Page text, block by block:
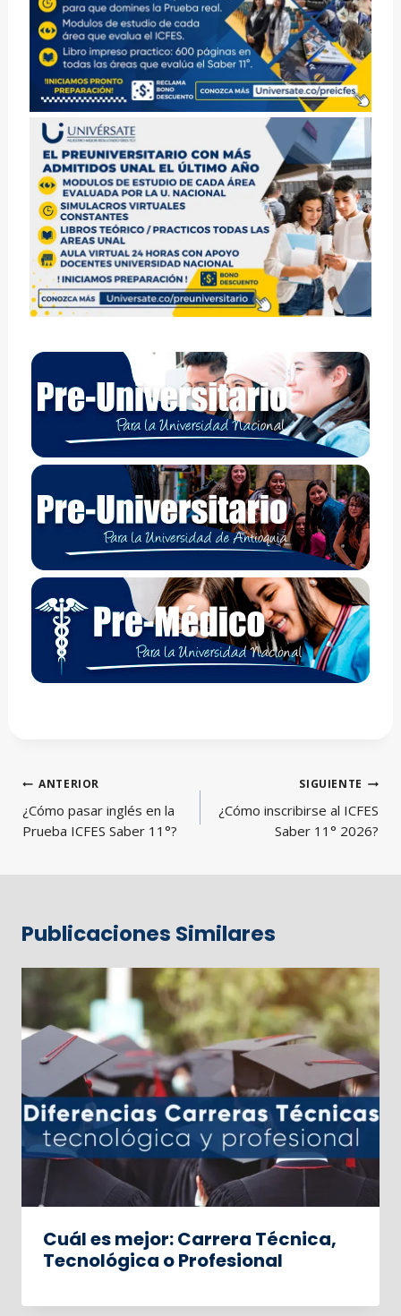
Navegación
de
entradas
ANTERIOR
¿Cómo pasar inglés en la
Prueba ICFES Saber 11°?
SIGUIENTE
¿Cómo inscribirse al ICFES
Saber 11° 2026?
Publicaciones Similares
Cuál es mejor: Carrera Técnica,
Tecnológica o Profesional